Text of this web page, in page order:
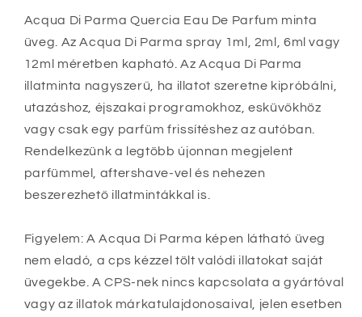
Acqua Di Parma Quercia Eau De Parfum minta
üveg. Az Acqua Di Parma spray 1ml, 2ml, 6ml vagy
12ml méretben kapható. Az Acqua Di Parma
illatminta nagyszerű, ha illatot szeretne kipróbálni,
utazáshoz, éjszakai programokhoz, esküvőkhöz
vagy csak egy parfüm frissítéshez az autóban.
Rendelkezünk a legtöbb újonnan megjelent
parfümmel, aftershave-vel és nehezen
beszerezhető illatmintákkal is.
Figyelem: A Acqua Di Parma képen látható üveg
nem eladó, a cps kézzel tölt valódi illatokat saját
üvegekbe. A CPS-nek nincs kapcsolata a gyártóval
vagy az illatok márkatulajdonosaival, jelen esetben